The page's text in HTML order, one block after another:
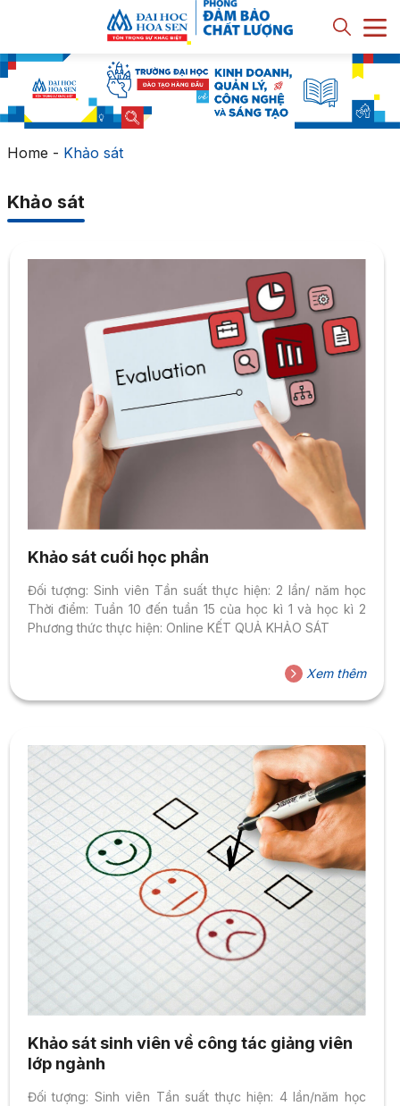
Home - Khảo sát
Khảo sát
Khảo sát cuối học phần
Đối tượng: Sinh viên Tần suất thực hiện: 2 lần/ năm học
Thời điểm: Tuần 10 đến tuần 15 của học kì 1 và học kì 2
Phương thức thực hiện: Online KẾT QUẢ KHẢO SÁT
Xem thêm
Khảo sát sinh viên về công tác giảng viên
lớp ngành
Đối tượng: Sinh viên Tần suất thực hiện: 4 lần/năm học